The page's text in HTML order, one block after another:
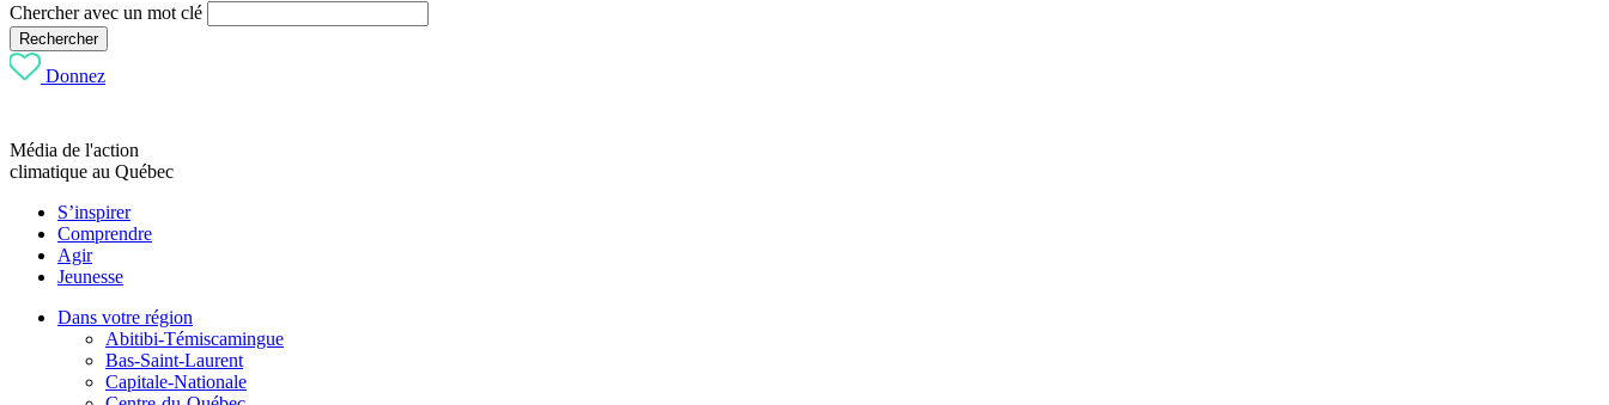
Chercher avec un mot clé
Rechercher
Donnez
Média de l'action
climatique au Québec
S’inspirer
Comprendre
Agir
Jeunesse
Dans votre région
Abitibi-Témiscamingue
Bas-Saint-Laurent
Capitale-Nationale